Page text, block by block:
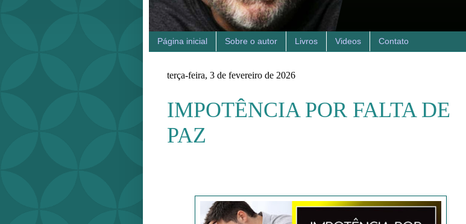
Página inicial Sobre o autor Livros Videos Contato
terça-feira, 3 de fevereiro de 2026
IMPOTÊNCIA POR FALTA DE
PAZ